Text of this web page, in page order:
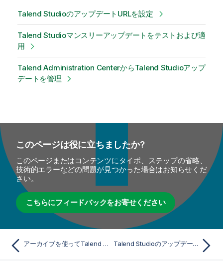
Talend StudioのアップデートURLを設定
Talend Studioマンスリーアップデートをテストおよび適
用
Talend Administration CenterからTalend Studioアップ
デートを管理
このページは役に立ちましたか?
このページまたはコンテンツにタイポ、ステップの省略、
技術的エラーなどの問題が見つかった場合はお知らせくだ
さい。
こちらにフィードバックをお寄せください
アーカイブを使ってTalend Studioをインストール Talend StudioのアップデートURLを設定